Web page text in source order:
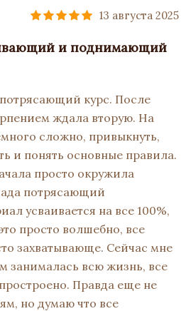
13 августа 2025
и поднимающий
курс. После
ждала вторую. На
сложно, привыкнуть,
и понять основные правила.
просто окружила
потрясающий
усваивается на все 100%,
просто волшебно, все
захватывающе. Сейчас мне
занималась всю жизнь, все
Правда еще не
но думаю что все